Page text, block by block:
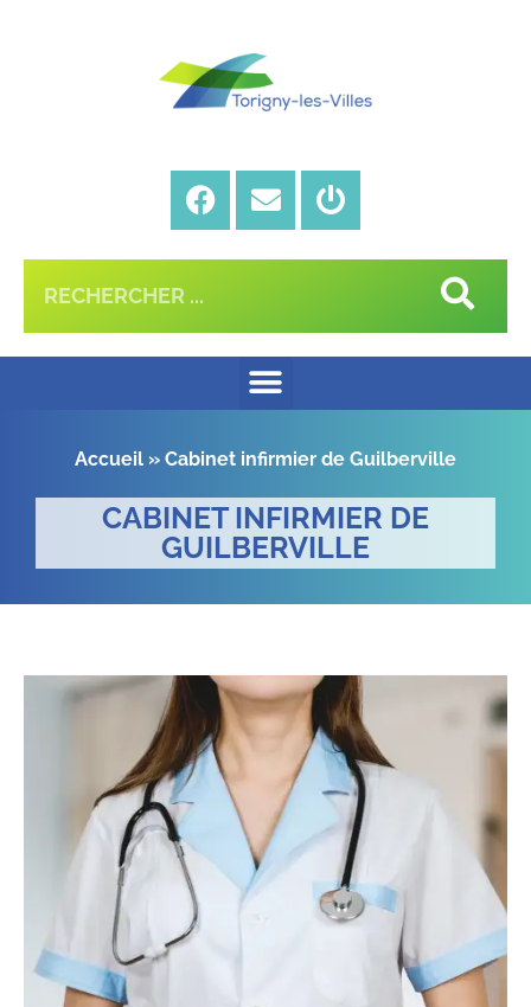
Accueil » Cabinet infirmier de Guilberville
CABINET INFIRMIER DE
GUILBERVILLE